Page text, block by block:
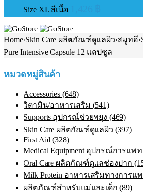
Size XL สีเนื้อ
Home›Skin Care ผลิตภัณฑ์ดูแลผิว›สมูทอี›
Pure Intensive Capsule 12 แคปซูล
หมวดหมู่สินค้า
Accessories (648)
วิตามิน/อาหารเสริม (541)
Supports อุปกรณ์ช่วยพยุง (469)
Skin Care ผลิตภัณฑ์ดูแลผิว (397)
First Aid (328)
Medical Equipment อุปกรณ์การแพท
Oral Care ผลิตภัณฑ์ดูแลช่องปาก
Milk Protein อาหารเสริมทางการแ
ผลิตภัณฑ์สำหรับแม่และเด็ก (89)